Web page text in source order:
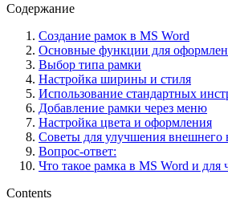
Содержание
Создание рамок в MS Word
Основные функции для
Выбор типа рамки
Настройка ширины и стиля
Использование стандартных
Добавление рамки через меню
Настройка цвета и оформления
Советы для улучшения внешнего
Вопрос-ответ:
Что такое рамка в MS Word и для
Contents